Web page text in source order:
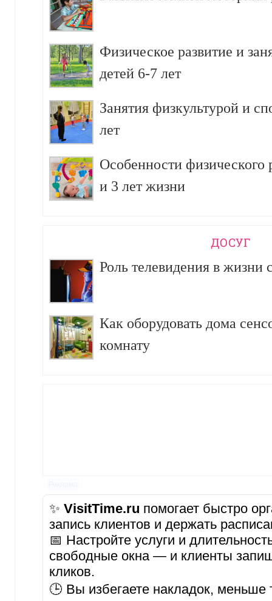
Физическое развитие и
детей 6-7 лет
Занятия физкультурой и
лет
Особенности физического
и 3 лет жизни
ДОСУГ
Роль телевидения в жизни
Как оборудовать дома
комнату
✨ VisitTime.ru помогает быстро
запись клиентов и держать
📅 Настройте услуги и
свободные окна — и клиенты
кликов.
🕒 Вы избегаете накладок, меньше